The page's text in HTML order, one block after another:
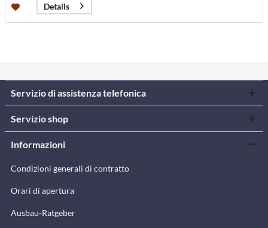
Details
Servizio di assistenza telefonica
Servizio shop
Informazioni
Condizioni generali di contratto
Orari di apertura
Ausbau-Ratgeber